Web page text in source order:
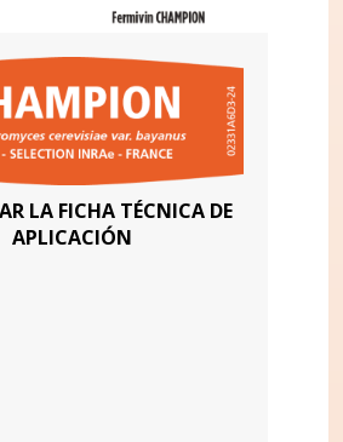
LA FICHA TÉCNICA DE
APLICACIÓN